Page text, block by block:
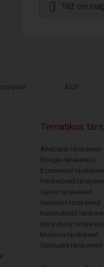
162 cm
ÁSZF
Tematikus
Állatbarát társkereső
Bringás társkereső
Ezermester
Filmkedvelő
Gamer társkereső
Humoros társkereső
Kertészkedő
Könyvmoly
Motoros társkereső
Spirituális társkereső